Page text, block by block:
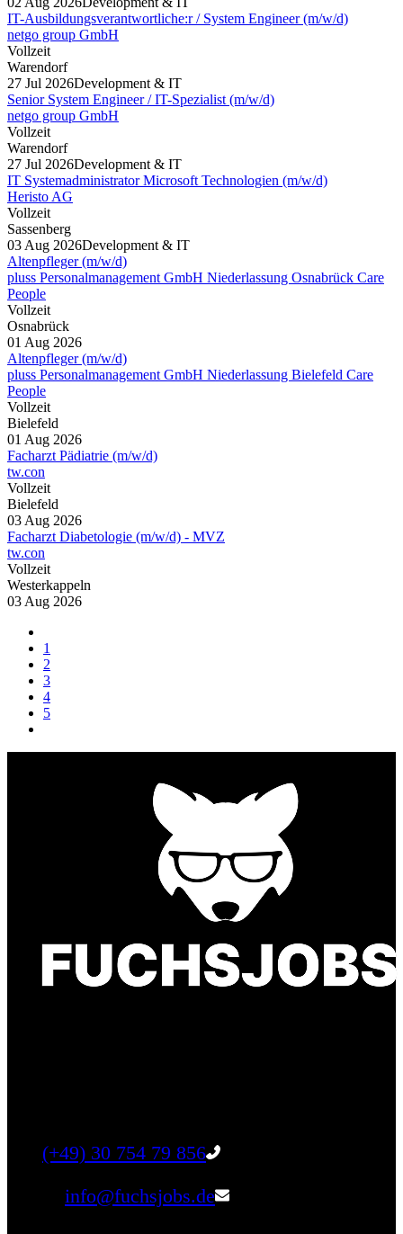
IT-Ausbildungsverantwortliche:r / System Engineer (m/w/d)
netgo group GmbH
Vollzeit
Warendorf
27 Jul 2026Development & IT
Senior System Engineer / IT-Spezialist (m/w/d)
netgo group GmbH
Vollzeit
Warendorf
27 Jul 2026Development & IT
IT Systemadministrator Microsoft Technologien (m/w/d)
Heristo AG
Vollzeit
Sassenberg
03 Aug 2026Development & IT
Altenpfleger (m/w/d)
pluss Personalmanagement GmbH Niederlassung Osnabrück Care
People
Vollzeit
Osnabrück
01 Aug 2026
Altenpfleger (m/w/d)
pluss Personalmanagement GmbH Niederlassung Bielefeld Care
People
Vollzeit
Bielefeld
01 Aug 2026
Facharzt Pädiatrie (m/w/d)
tw.con
Vollzeit
Bielefeld
03 Aug 2026
Facharzt Diabetologie (m/w/d) - MVZ
tw.con
Vollzeit
Westerkappeln
03 Aug 2026
1
2
3
4
5
(+49) 30 754 79 856
info@fuchsjobs.de